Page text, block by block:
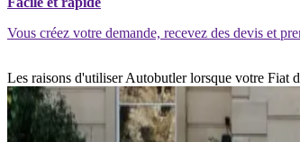
Vous créez votre demande, recevez des devis et
Les raisons d'utiliser Autobutler lorsque votre Fiat